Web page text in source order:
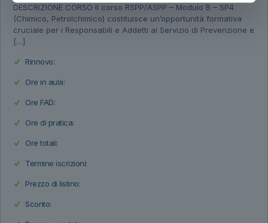
DESCRIZIONE CORSO Il corso RSPP/ASPP – Modulo B – SP4
(Chimico, Petrolchimico) costituisce un’opportunità formativa
cruciale per i Responsabili e Addetti al Servizio di Prevenzione e
[…]
Rinnovo:
Ore in aula:
Ore FAD:
Ore di pratica:
Ore totali:
Termine iscrizioni:
Prezzo di listino:
Sconto: